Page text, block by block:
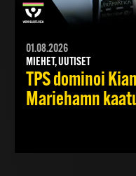
01.08.2026
MIEHET, UUTISET
TPS dominoi
Mariehamn